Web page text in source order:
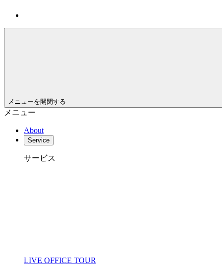
メニューを開閉する
メニュー
About
Service
サービス
LIVE OFFICE TOUR